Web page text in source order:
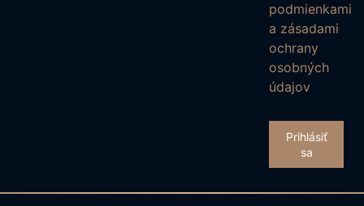
podmienkami
a zásadami
ochrany
osobných
údajov